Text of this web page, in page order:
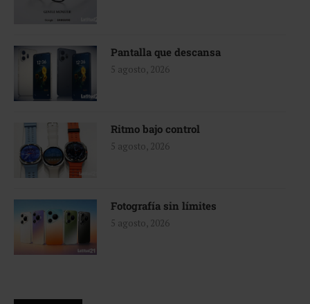
Pantalla que descansa
5 agosto, 2026
Ritmo bajo control
5 agosto, 2026
Fotografía sin límites
5 agosto, 2026